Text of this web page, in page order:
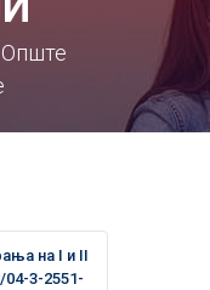
Опште
на I и II
04-3-2551-